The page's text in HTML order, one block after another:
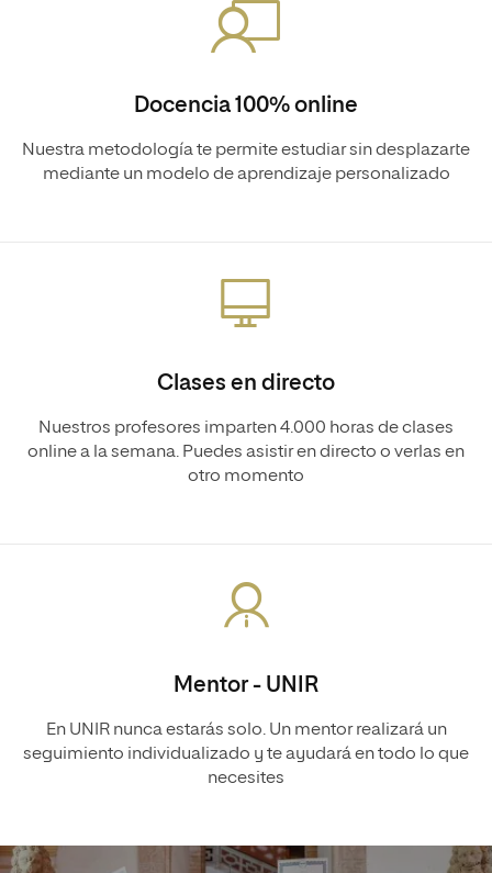
Docencia 100% online
Nuestra metodología te permite estudiar sin desplazarte
mediante un modelo de aprendizaje personalizado
Clases en directo
Nuestros profesores imparten 4.000 horas de clases
online a la semana. Puedes asistir en directo o verlas en
otro momento
Mentor - UNIR
En UNIR nunca estarás solo. Un mentor realizará un
seguimiento individualizado y te ayudará en todo lo que
necesites